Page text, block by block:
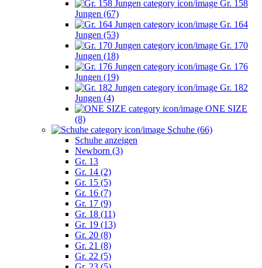
Gr. 158
Jungen (67)
Gr. 164
Jungen (53)
Gr. 170
Jungen (18)
Gr. 176
Jungen (19)
Gr. 182
Jungen (4)
ONE SIZE
(8)
Schuhe (66)
Schuhe anzeigen
Newborn (3)
Gr. 13
Gr. 14 (2)
Gr. 15 (5)
Gr. 16 (7)
Gr. 17 (9)
Gr. 18 (11)
Gr. 19 (13)
Gr. 20 (8)
Gr. 21 (8)
Gr. 22 (5)